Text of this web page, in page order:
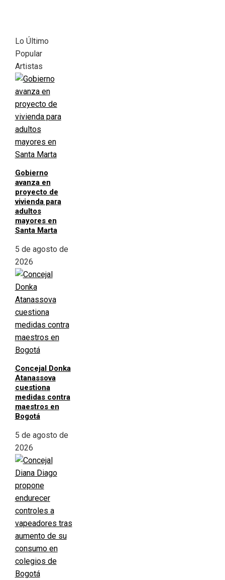
Lo Último
Popular
Artistas
Gobierno
avanza en
proyecto de
vivienda para
adultos
mayores en
Santa Marta
5 de agosto de
2026
Concejal Donka
Atanassova
cuestiona
medidas contra
maestros en
Bogotá
5 de agosto de
2026